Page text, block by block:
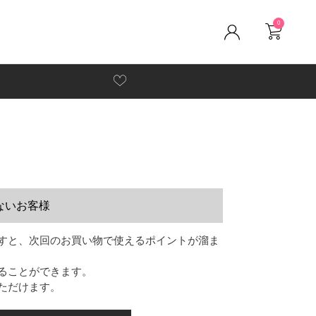
0
いお客様
と、次回のお買い物で使えるポイントが溜ま
ことができます。
だけます。